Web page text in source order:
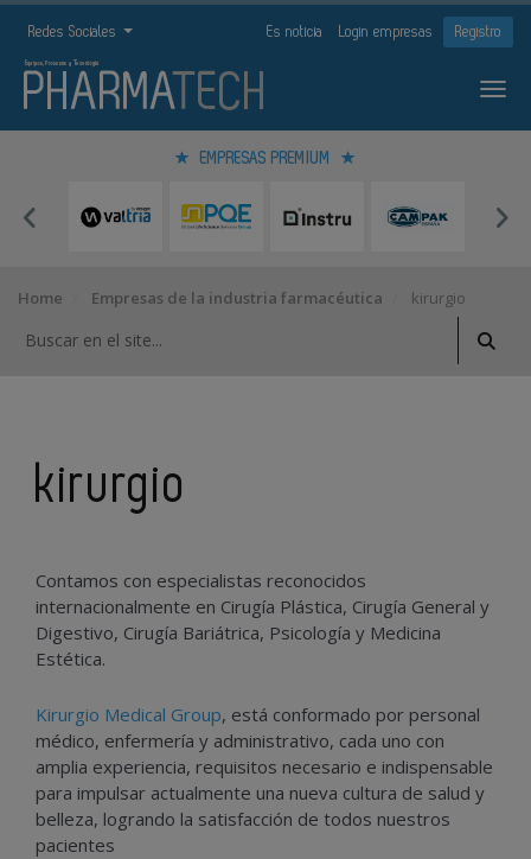
Redes Sociales Es noticia Login empresas Registro
EMPRESAS PREMIUM
Home Empresas de la industria farmacéutica kirurgio
kirurgio
Contamos con especialistas reconocidos
internacionalmente en Cirugía Plástica, Cirugía General y
Digestivo, Cirugía Bariátrica, Psicología y Medicina
Estética.
Kirurgio Medical Group, está conformado por personal
médico, enfermería y administrativo, cada uno con
amplia experiencia, requisitos necesario e indispensable
para impulsar actualmente una nueva cultura de salud y
belleza, logrando la satisfacción de todos nuestros
pacientes